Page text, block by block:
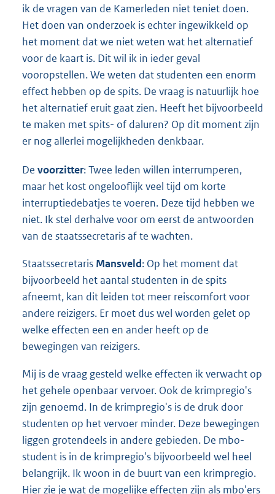
ik de vragen van de Kamerleden niet teniet doen.
Het doen van onderzoek is echter ingewikkeld op
het moment dat we niet weten wat het alternatief
voor de kaart is. Dit wil ik in ieder geval
vooropstellen. We weten dat studenten een enorm
effect hebben op de spits. De vraag is natuurlijk hoe
het alternatief eruit gaat zien. Heeft het bijvoorbeeld
te maken met spits- of daluren? Op dit moment zijn
er nog allerlei mogelijkheden denkbaar.
De voorzitter: Twee leden willen interrumperen,
maar het kost ongelooflijk veel tijd om korte
interruptiedebatjes te voeren. Deze tijd hebben we
niet. Ik stel derhalve voor om eerst de antwoorden
van de staatssecretaris af te wachten.
Staatssecretaris Mansveld: Op het moment dat
bijvoorbeeld het aantal studenten in de spits
afneemt, kan dit leiden tot meer reiscomfort voor
andere reizigers. Er moet dus wel worden gelet op
welke effecten een en ander heeft op de
bewegingen van reizigers.
Mij is de vraag gesteld welke effecten ik verwacht op
het gehele openbaar vervoer. Ook de krimpregio's
zijn genoemd. In de krimpregio's is de druk door
studenten op het vervoer minder. Deze bewegingen
liggen grotendeels in andere gebieden. De mbo-
student is in de krimpregio's bijvoorbeeld wel heel
belangrijk. Ik woon in de buurt van een krimpregio.
Hier zie je wat de mogelijke effecten zijn als mbo'ers